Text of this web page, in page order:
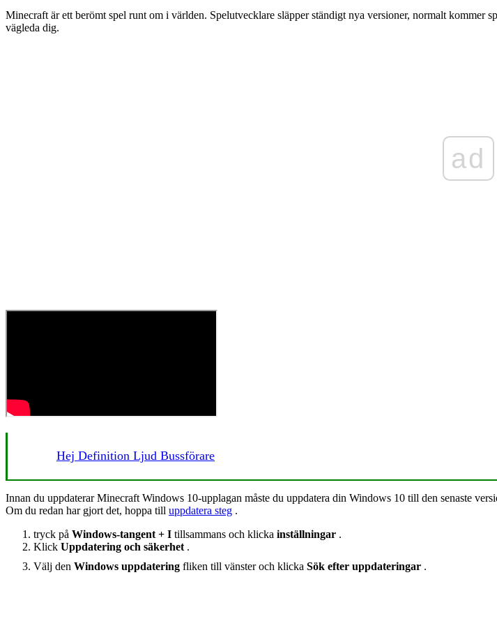
Minecraft är ett berömt spel runt om i världen. Spelutvecklare släpper ständigt nya versioner, normalt kommer
vägleda dig.
ad
Hej Definition Ljud Bussförare
Innan du uppdaterar Minecraft Windows 10-upplagan måste du uppdatera din Windows 10 till den senaste
Om du redan har gjort det, hoppa till uppdatera steg .
tryck på Windows-tangent + I tillsammans och klicka inställningar .
Klick Uppdatering och säkerhet .
Välj den Windows uppdatering fliken till vänster och klicka Sök efter uppdateringar .